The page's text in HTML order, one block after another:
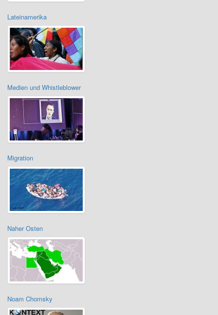
Lateinamerika
Medien und Whistleblower
Migration
Naher Osten
Noam Chomsky